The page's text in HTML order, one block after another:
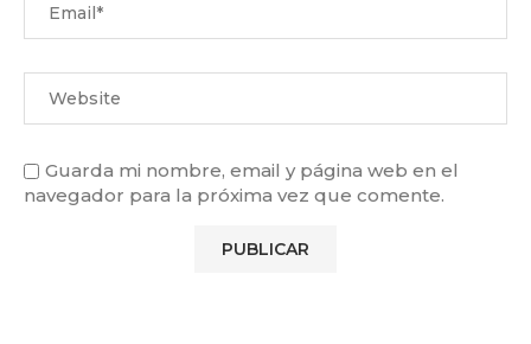
Guarda mi nombre, email y página web en el
navegador para la próxima vez que comente.